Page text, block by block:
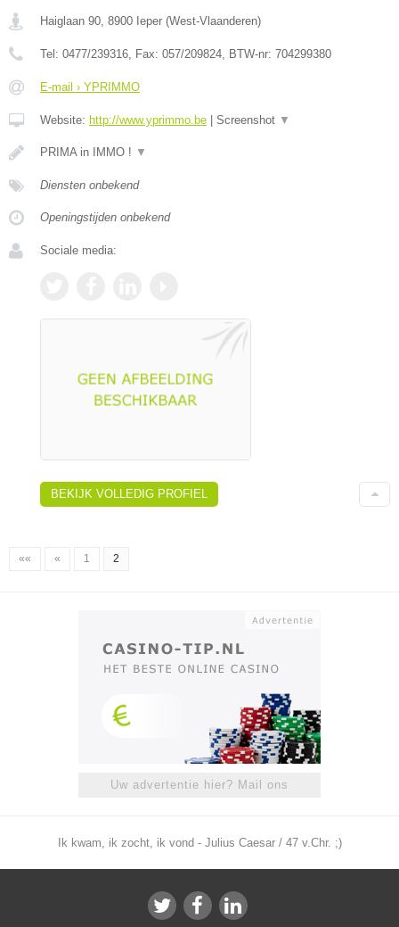
Haiglaan 90 8900 Ieper (West-Vlaanderen)
Tel: 0477/239316 , Fax: 057/209824 , BTW-nr: 704299380
E-mail › YPRIMMO
Website: http://www.yprimmo.be Screenshot ▼
PRIMA in IMMO ! ▼
Diensten onbekend
Openingstijden onbekend
Sociale media:
BEKIJK VOLLEDIG PROFIEL
«« « 1 2
Uw advertentie hier? Mail ons
Ik kwam, ik zocht, ik vond - Julius Caesar / 47 v.Chr. ;)